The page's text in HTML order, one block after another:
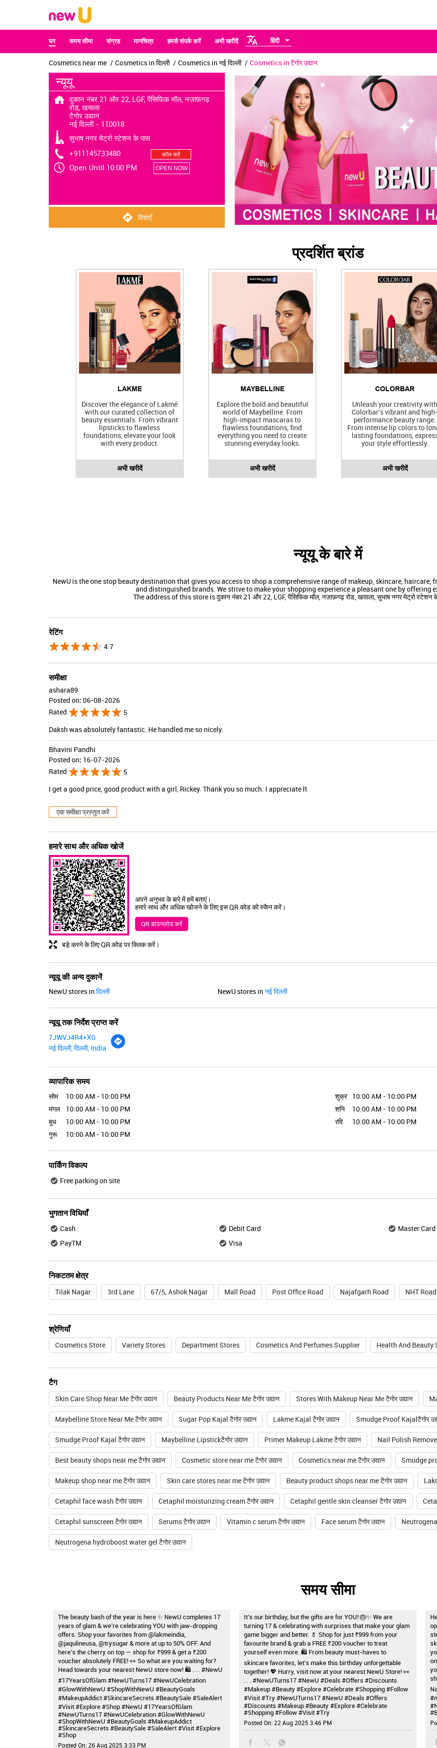
घर समय सीमा संग्रह मानचित्र हमसे संपर्क करें अभी खरीदें हिंदी
Cosmetics near me Cosmetics in दिल्ली Cosmetics in नई दिल्ली Cosmetics in टैगोर उद्यान
न्यूयू
दुकान नंबर 21 और 22, LGF, पैसिफिक मॉल, नज़ाफ़गढ़
रोड, खयाला
टैगोर उद्यान
नई दिल्ली- 110018
सुभाष नगर मेट्रो स्टेशन के पास
+911145733480
कॉल करें
Open Until 10:00 PM OPEN NOW
दिशाएँ
प्रदर्शित ब्रांड
LAKME
Discover the elegance of Lakmé
with our curated collection of
beauty essentials. From vibrant
lipsticks to flawless
foundations, elevate your look
with every product.
अभी खरीदें
MAYBELLINE
Explore the bold and beautiful
world of Maybelline. From
high-impact mascaras to
flawless foundations, find
everything you need to create
stunning everyday looks.
अभी खरीदें
COLORBAR
Unleash your creativity with
Colorbar's vibrant and
performance beauty range.
From intense lip colors to
lasting foundations,
your style effortlessly.
अभी खरीदें
न्यूयू के बारे में
NewU is the one stop beauty destination that gives you access to shop a comprehensive range of makeup, skincare,
and distinguished brands. We strive to make your shopping experience a pleasant one by offering
The address of this store is दुकान नंबर 21 और 22, LGF, पैसिफिक मॉल, नज़ाफ़गढ़ रोड, खयाला, सुभाष नगर मेट्रो स्टेशन के
रेटिंग
4.7
समीक्षा
ashara89
Posted on: 06-08-2026
Rated
5
Daksh was absolutely fantastic. He handled me so nicely.
Bhavini Pandhi
Posted on: 16-07-2026
Rated
5
I get a good price, good product with a girl, Rickey. Thank you so much. I appreciate lt
एक समीक्षा प्रस्तुत करें
हमारे साथ और अधिक खोजें
बड़े करने के लिए QR कोड पर क्लिक करें।
अपने अनुभव के बारे में हमें बताएं।
हमारे साथ और अधिक खोजने के लिए इस QR कोड को स्कैन करें।
QR डाउनलोड करें
न्यूयू की अन्य दुकानें
NewU stores in दिल्ली NewU stores in नई दिल्ली
न्यूयू तक निर्देश प्राप्त करें
7JWVJ4R4+XG
नई दिल्ली, दिल्ली, India
व्यापारिक समय
सोम
10:00 AM - 10:00 PM
मंगल
10:00 AM - 10:00 PM
बुध
10:00 AM - 10:00 PM
गुरू
10:00 AM - 10:00 PM
शुक्र 10:00 AM - 10:00 PM
शनि
10:00 AM - 10:00 PM
रवि
10:00 AM - 10:00 PM
पार्किंग विकल्प
Free parking on site
भुगतान विधियाँ
Cash Debit Card
Master Card
PayTM
Visa
निकटतम क्षेत्र
Tilak Nagar 3rd Lane 67/5, Ashok Nagar Mall Road Post Office Road Najafgarh Road NHT Road
श्रेणियाँ
Cosmetics Store Variety Stores Department Stores Cosmetics And Perfumes Supplier Health And Beauty
टैग
Skin Care Shop Near Me टैगोर उद्यान Beauty Products Near Me टैगोर उद्यान Stores With Makeup Near Me टैगोर उद्यान
Maybelline Store Near Me टैगोर उद्यान Sugar Pop Kajal टैगोर उद्यान Lakme Kajal टैगोर उद्यान Smudge Proof Kajalटैगोर
Smudge Proof Kajal टैगोर उद्यान Maybelline Lipstickटैगोर उद्यान Primer Makeup Lakme टैगोर उद्यान Nail Polish Remover
Best beauty shops near me टैगोर उद्यान Cosmetic store near me टैगोर उद्यान Cosmetics near me टैगोर उद्यान Smudge
Makeup shop near me टैगोर उद्यान Skin care stores near me टैगोर उद्यान Beauty product shops near me टैगोर उद्यान
Cetaphil face wash टैगोर उद्यान Cetaphil moisturizing cream टैगोर उद्यान Cetaphil gentle skin cleanser टैगोर उद्यान
Cetaphil sunscreen टैगोर उद्यान Serums टैगोर उद्यान Vitamin c serum टैगोर उद्यान Face serum टैगोर उद्यान Neutrogena
Neutrogena hydroboost water gel टैगोर उद्यान
समय सीमा
The beauty bash of the year is here ✨ NewU completes 17
years of glam & we’re celebrating YOU with jaw-dropping
offers. Shop your favorites from @lakmeindia,
@jaqulineusa, @trysugar & more at up to 50% OFF. And
here’s the cherry on top — shop for ₹999 & get a ₹200
voucher absolutely FREE! 👀 So what are you waiting for?
Head towards your nearest NewU store now! 🛍️ . . . #NewU
#17YearsOfGlam #NewUTurns17 #NewUCelebration
#GlowWithNewU #ShopWithNewU #BeautyGoals
#MakeupAddict #SkincareSecrets #BeautySale #SaleAlert
#Visit #Explore #Shop#NewU #17YearsOfGlam
#NewUTurns17#NewUCelebration#GlowWithNewU
#ShopWithNewU #BeautyGoals #MakeupAddict
#SkincareSecrets #BeautySale#SaleAlert#Visit#Explore
#Shop
Posted On: 26 Aug 2025 3:33 PM
It’s our birthday, but the gifts are for YOU! 🎂✨ We are
turning 17 & celebrating with surprises that make your glam
game bigger and better. 💄 Shop for just ₹999 from your
favourite brand & grab a FREE ₹200 voucher to treat
yourself even more. 🛍️ From beauty must-haves to
skincare favorites, let’s make this birthday unforgettable
together! 💖 Hurry, visit now at your nearest NewU Store! 👀
. . . #NewUTurns17 #NewU #Deals #Offers #Discounts
#Makeup #Beauty #Explore #Celebrate #Shopping #Follow
#Visit #Try#NewUTurns17#NewU #Deals #Offers
#Discounts #Makeup#Beauty#Explore#Celebrate
#Shopping#Follow#Visit#Try
Posted On: 22 Aug 2025 3:46 PM